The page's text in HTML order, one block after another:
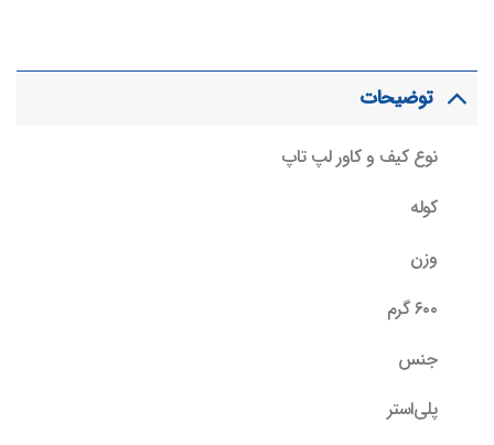
توضیحات
نوع کیف و کاور لپ تاپ
کوله
وزن
۶۰۰ گرم
جنس
پلی‌استر